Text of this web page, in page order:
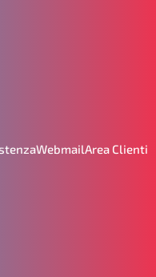
WebmailArea Clienti